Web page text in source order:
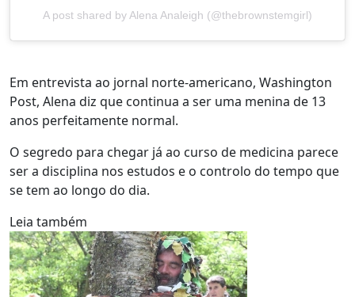
A post shared by Alena Analeigh (@thebrownstemgirl)
Em entrevista ao jornal norte-americano, Washington
Post, Alena diz que continua a ser uma menina de 13
anos perfeitamente normal.
O segredo para chegar já ao curso de medicina parece
ser a disciplina nos estudos e o controlo do tempo que
se tem ao longo do dia.
Leia também